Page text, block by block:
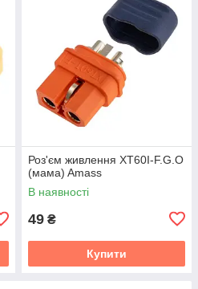
Роз'єм живлення XT60I-F.G.O
(мама) Amass
В наявності
49 ₴
Купити